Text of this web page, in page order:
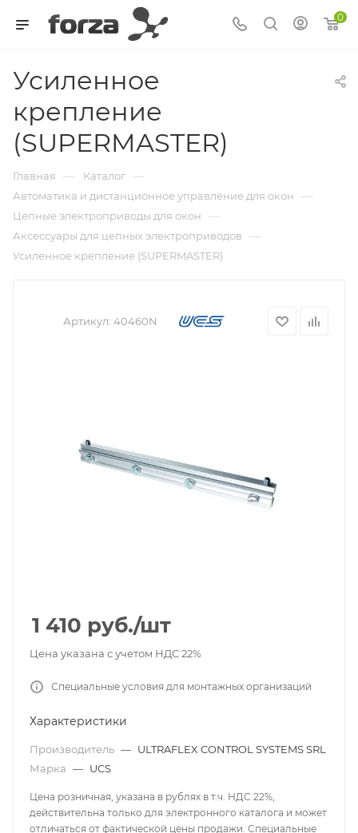
0
Усиленное
крепление
(SUPERMASTER)
Главная — Каталог —
Автоматика и дистанционное управление для окон —
Цепные электроприводы для окон —
Аксессуары для цепных электроприводов —
Усиленное крепление (SUPERMASTER)
Артикул: 40460N
1 410 руб./шт
Цена указана с учетом НДС 22%
Специальные условия для монтажных организаций
Характеристики
Производитель — ULTRAFLEX CONTROL SYSTEMS SRL
Марка — UCS
Цена розничная, указана в рублях в т.ч. НДС 22%,
действительна только для электронного каталога и может
отличаться от фактической цены продажи. Специальные